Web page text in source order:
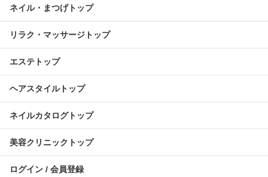
ネイル・まつげトップ
リラク・マッサージトップ
エステトップ
ヘアスタイルトップ
ネイルカタログトップ
美容クリニックトップ
ログイン / 会員登録